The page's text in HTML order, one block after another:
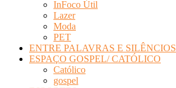
InFoco Útil
Lazer
Moda
PET
ENTRE PALAVRAS E SILÊNCIOS
ESPAÇO GOSPEL/ CATÓLICO
Católico
gospel